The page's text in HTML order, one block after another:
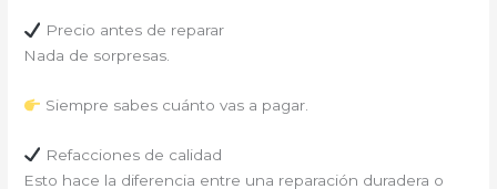
Precio antes de reparar
Nada de sorpresas.
Siempre sabes cuánto vas a pagar.
Refacciones de calidad
Esto hace la diferencia entre una reparación duradera o